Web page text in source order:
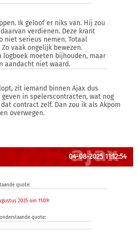
Ik geloof er niks van. Hij zou
verdienen. Deze krant
niet serieus nemen. Totaal
vaak ongelijk bewezen.
logboek moeten bijhouden, maar
aandacht niet waard.
zit iemand binnen Ajax dus
in spelerscontracten, wat nog
contract zelf. Dan zou ik als Akpom
overwegen.
04-08-2025 11:12:54
quote:
2025 om 11:09:
quote: